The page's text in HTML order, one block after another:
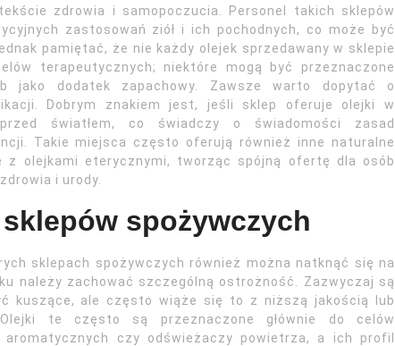
zdrowia i samopoczucia. Personel takich sklepów
zastosowań ziół i ich pochodnych, co może być
pamiętać, że nie każdy olejek sprzedawany w sklepie
terapeutycznych; niektóre mogą być przeznaczone
jako dodatek zapachowy. Zawsze warto dopytać o
Dobrym znakiem jest, jeśli sklep oferuje olejki w
światłem, co świadczy o świadomości zasad
Takie miejsca często oferują również inne naturalne
z olejkami eterycznymi, tworząc spójną ofertę dla osób
i urody.
spożywczych
sklepach spożywczych również można natknąć się na
należy zachować szczególną ostrożność. Zazwyczaj są
kuszące, ale często wiąże się to z niższą jakością lub
te często są przeznaczone głównie do celów
aromatycznych czy odświeżaczy powietrza, a ich profil